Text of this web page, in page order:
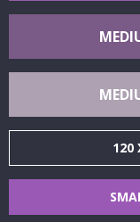
120